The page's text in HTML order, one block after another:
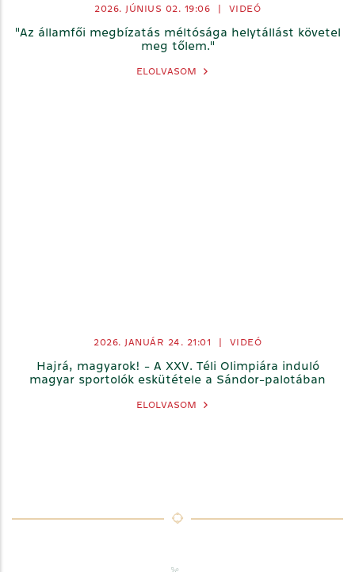
2026. JÚNIUS 02. 19:06 VIDEÓ
"Az államfői megbízatás méltósága helytállást követel
meg tőlem."
ELOLVASOM
2026. JANUÁR 24. 21:01 VIDEÓ
Hajrá, magyarok! - A XXV. Téli Olimpiára induló
magyar sportolók eskütétele a Sándor-palotában
ELOLVASOM